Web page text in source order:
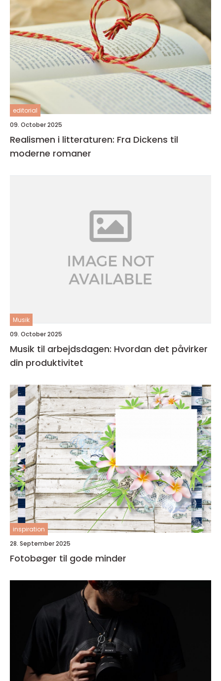
editorial
09. October 2025
Realismen i litteraturen: Fra Dickens til
moderne romaner
Musik
09. October 2025
Musik til arbejdsdagen: Hvordan det påvirker
din produktivitet
inspiration
28. September 2025
Fotobøger til gode minder